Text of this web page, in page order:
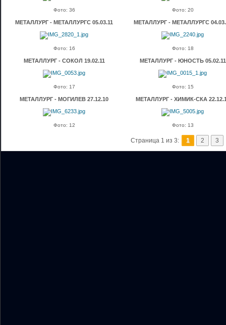
Фото: 36 Фото: 20
МЕТАЛЛУРГ - МЕТАЛЛУРГC 05.03.11
Фото: 16
МЕТАЛЛУРГ - МЕТАЛЛУРГC
Фото: 18
МЕТАЛЛУРГ - СОКОЛ 19.02.11
Фото: 17
МЕТАЛЛУРГ - ЮНОСТЬ 05.02.11
Фото: 15
МЕТАЛЛУРГ - МОГИЛЕВ 27.12.10
Фото: 12
МЕТАЛЛУРГ - ХИМИК-СКА
Фото: 13
Страница 1 из 3: 1 2 3